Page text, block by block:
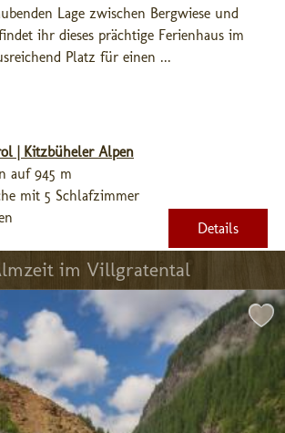
Lage zwischen Bergwiese und
ihr dieses prächtige Ferienhaus im
Platz für einen ...
| Kitzbüheler Alpen
auf 945 m
mit 5 Schlafzimmer
Details
im Villgratental